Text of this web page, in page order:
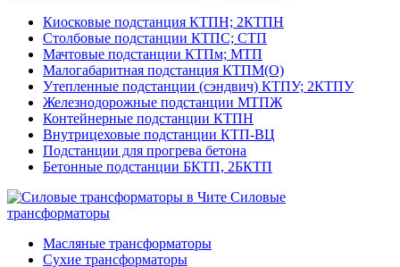
Киосковые подстанция КТПН; 2КТПН
Столбовые подстанции КТПС; СТП
Мачтовые подстанции КТПм; МТП
Малогабаритная подстанция КТПМ(О)
Утепленные подстанции (сэндвич) КТПУ; 2КТПУ
Железнодорожные подстанции МТПЖ
Контейнерные подстанции КТПН
Внутрицеховые подстанции КТП-ВЦ
Подстанции для прогрева бетона
Бетонные подстанции БКТП, 2БКТП
Силовые
трансформаторы
Масляные трансформаторы
Сухие трансформаторы